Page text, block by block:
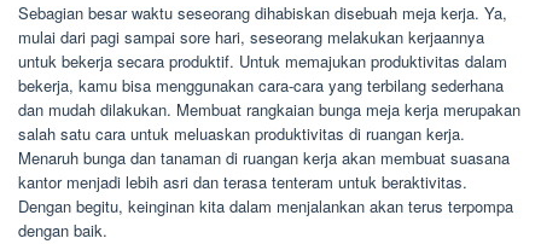
Sebagian besar waktu seseorang dihabiskan disebuah meja kerja. Ya,
mulai dari pagi sampai sore hari, seseorang melakukan kerjaannya
untuk bekerja secara produktif. Untuk memajukan produktivitas dalam
bekerja, kamu bisa menggunakan cara-cara yang terbilang sederhana
dan mudah dilakukan. Membuat rangkaian bunga meja kerja merupakan
salah satu cara untuk meluaskan produktivitas di ruangan kerja.
Menaruh bunga dan tanaman di ruangan kerja akan membuat suasana
kantor menjadi lebih asri dan terasa tenteram untuk beraktivitas.
Dengan begitu, keinginan kita dalam menjalankan akan terus terpompa
dengan baik.